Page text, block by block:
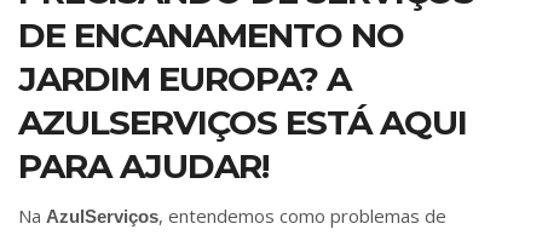
DE ENCANAMENTO NO
JARDIM EUROPA? A
AZULSERVIÇOS ESTÁ AQUI
PARA AJUDAR!
Na AzulServiços, entendemos como problemas de